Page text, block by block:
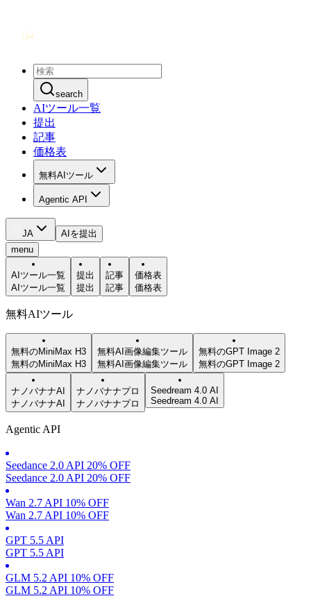
search
AIツール一覧
提出
記事
価格表
無料AIツール
Agentic API
JA
AIを提出
menu
AIツール一覧
AIツール一覧
提出
提出
記事
記事
価格表
価格表
無料AIツール
無料のMiniMax H3
無料のMiniMax H3
無料AI画像編集ツール
無料AI画像編集ツール
無料のGPT Image 2
無料のGPT Image 2
ナノバナナAI
ナノバナナAI
ナノバナナプロ
ナノバナナプロ
Seedream 4.0 AI
Seedream 4.0 AI
Agentic API
Seedance 2.0 API 20% OFF
Seedance 2.0 API 20% OFF
Wan 2.7 API 10% OFF
Wan 2.7 API 10% OFF
GPT 5.5 API
GPT 5.5 API
GLM 5.2 API 10% OFF
GLM 5.2 API 10% OFF